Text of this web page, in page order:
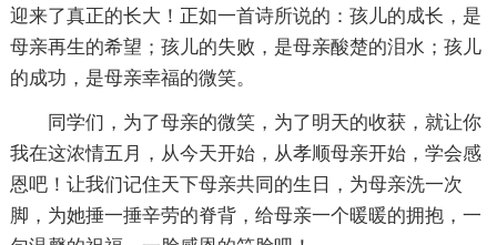
迎来了真正的长大！正如一首诗所说的：孩儿的成长，是
母亲再生的希望；孩儿的失败，是母亲酸楚的泪水；孩儿
的成功，是母亲幸福的微笑。
同学们，为了母亲的微笑，为了明天的收获，就让你
我在这浓情五月，从今天开始，从孝顺母亲开始，学会感
恩吧！让我们记住天下母亲共同的生日，为母亲洗一次
脚，为她捶一捶辛劳的脊背，给母亲一个暖暖的拥抱，一